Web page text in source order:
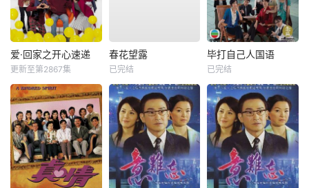
爱·回家之开心速递
更新至第2867集
春花望露
已完结
毕打自己人国语
已完结